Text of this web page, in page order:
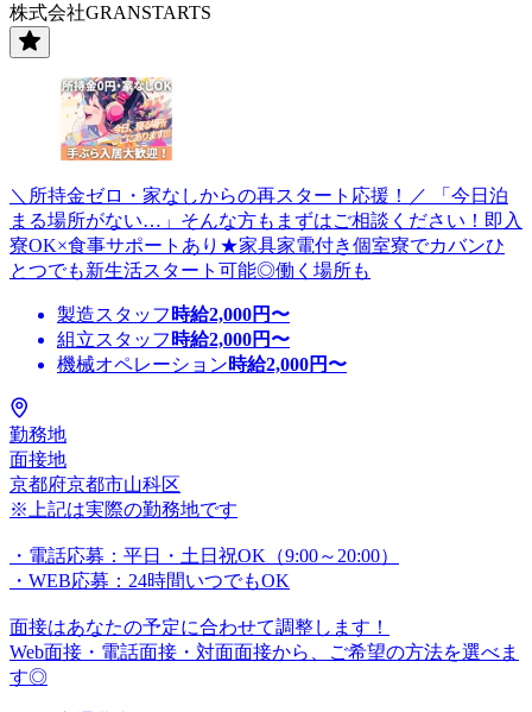
株式会社GRANSTARTS
＼所持金ゼロ・家なしからの再スタート応援！／ 「今日泊
まる場所がない…」そんな方もまずはご相談ください！即入
寮OK×食事サポートあり★家具家電付き個室寮でカバンひ
とつでも新生活スタート可能◎働く場所も
製造スタッフ 時給2,000円〜
組立スタッフ 時給2,000円〜
機械オペレーション時給2,000円〜
勤務地
面接地
京都府京都市山科区
※上記は実際の勤務地です
・電話応募：平日・土日祝OK（9:00～20:00）
・WEB応募：24時間いつでもOK
面接はあなたの予定に合わせて調整します！
Web面接・電話面接・対面面接から、ご希望の方法を選べま
す◎